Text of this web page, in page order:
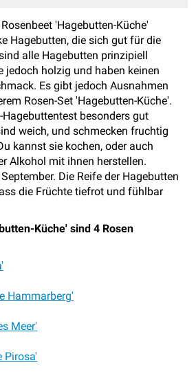
'Hagebutten-Küche'
Hagebutten, die sich gut für die
alle Hagebutten prinzipiell
jedoch holzig und haben keinen
Es gibt jedoch Ausnahmen
Rosen-Set 'Hagebutten-Küche'.
besonders gut
weich, und schmecken fruchtig
kannst sie kochen, oder auch
Alkohol mit ihnen herstellen.
Die Reife der Hagebutten
die Früchte tiefrot und fühlbar
Küche' sind 4 Rosen
Hammarberg'
Meer'
Pirosa'